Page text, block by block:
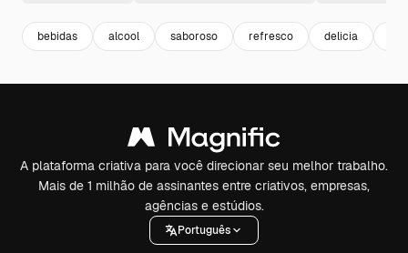
bebidas alcool saboroso refresco delicia
A plataforma criativa para você direcionar seu melhor trabalho.
Mais de 1 milhão de assinantes entre criativos, empresas,
agências e estúdios.
Português